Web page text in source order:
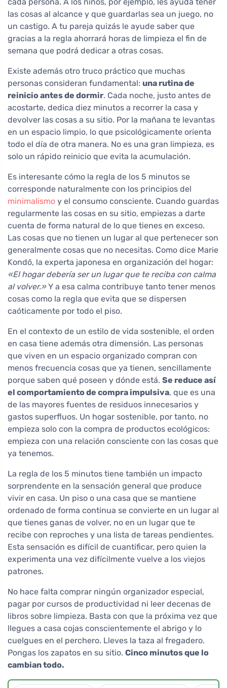
cada persona. A los niños, por ejemplo, les ayuda tener
las cosas al alcance y que guardarlas sea un juego, no
un castigo. A tu pareja quizás le ayude saber que
gracias a la regla ahorrará horas de limpieza el fin de
semana que podrá dedicar a otras cosas.
Existe además otro truco práctico que muchas
personas consideran fundamental: una rutina de
reinicio antes de dormir. Cada noche, justo antes de
acostarte, dedica diez minutos a recorrer la casa y
devolver las cosas a su sitio. Por la mañana te levantas
en un espacio limpio, lo que psicológicamente orienta
todo el día de otra manera. No es una gran limpieza, es
solo un rápido reinicio que evita la acumulación.
Es interesante cómo la regla de los 5 minutos se
corresponde naturalmente con los principios del
minimalismo y el consumo consciente. Cuando guardas
regularmente las cosas en su sitio, empiezas a darte
cuenta de forma natural de lo que tienes en exceso.
Las cosas que no tienen un lugar al que pertenecer son
generalmente cosas que no necesitas. Como dice Marie
Kondō, la experta japonesa en organización del hogar:
«El hogar debería ser un lugar que te reciba con calma
al volver.»Y a esa calma contribuye tanto tener menos
cosas como la regla que evita que se dispersen
caóticamente por todo el piso.
En el contexto de un estilo de vida sostenible, el orden
en casa tiene además otra dimensión. Las personas
que viven en un espacio organizado compran con
menos frecuencia cosas que ya tienen, sencillamente
porque saben qué poseen y dónde está. Se reduce así
el comportamiento de compra impulsiva, que es una
de las mayores fuentes de residuos innecesarios y
gastos superfluos. Un hogar sostenible, por tanto, no
empieza solo con la compra de productos ecológicos:
empieza con una relación consciente con las cosas que
ya tenemos.
La regla de los 5 minutos tiene también un impacto
sorprendente en la sensación general que produce
vivir en casa. Un piso o una casa que se mantiene
ordenado de forma continua se convierte en un lugar al
que tienes ganas de volver, no en un lugar que te
recibe con reproches y una lista de tareas pendientes.
Esta sensación es difícil de cuantificar, pero quien la
experimenta una vez difícilmente vuelve a los viejos
patrones.
No hace falta comprar ningún organizador especial,
pagar por cursos de productividad ni leer decenas de
libros sobre limpieza. Basta con que la próxima vez que
llegues a casa cojas conscientemente el abrigo y lo
cuelgues en el perchero. Lleves la taza al fregadero.
Pongas los zapatos en su sitio. Cinco minutos que lo
cambian todo.